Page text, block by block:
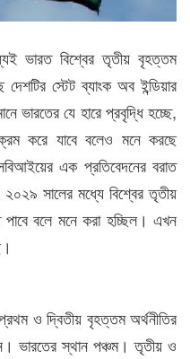
ভারত বিশ্বের তৃতীয় বৃহত্তম
স্টেট ব্যাংক অব ইন্ডিয়ার
ভারতের যে হারে প্রবৃদ্ধি হচ্ছে,
করে যাবে বলেও মনে করছে
এক প্রতিবেদনের বরাত
সালের মধ্যে বিশ্বের তৃতীয়
পাবে বলে মনে করা হচ্ছিল। এখন
ও দ্বিতীয় বৃহত্তম অর্থনীতির
ভারতের স্থান পঞ্চম। তৃতীয় ও